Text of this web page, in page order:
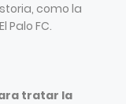
como la
Palo FC.
tratar la